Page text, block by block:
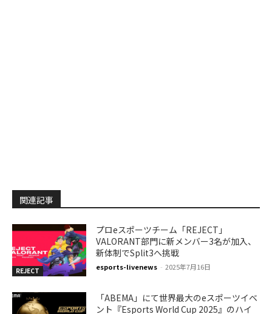
関連記事
REJECT
プロeスポーツチーム「REJECT」
VALORANT部門に新メンバー3名が加入、
新体制でSplit3へ挑戦
esports-livenews - 2025年7月16日
「ABEMA」にて世界最大のeスポーツイベ
ント『Esports World Cup 2025』のハイ